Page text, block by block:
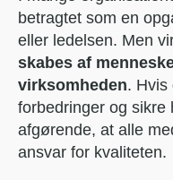
betragtet som en
eller ledelsen. Men
skabes af
virksomheden. Hvis
forbedringer og sikre
afgørende, at alle
ansvar for kvaliteten.